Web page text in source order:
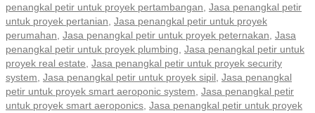
penangkal petir untuk proyek pertambangan, Jasa penangkal petir
untuk proyek pertanian, Jasa penangkal petir untuk proyek
perumahan, Jasa penangkal petir untuk proyek peternakan, Jasa
penangkal petir untuk proyek plumbing, Jasa penangkal petir untuk
proyek real estate, Jasa penangkal petir untuk proyek security
system, Jasa penangkal petir untuk proyek sipil, Jasa penangkal
petir untuk proyek smart aeroponic system, Jasa penangkal petir
untuk proyek smart aeroponics, Jasa penangkal petir untuk proyek